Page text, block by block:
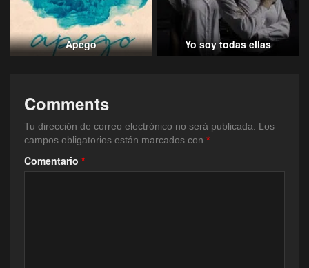
Apego Yo soy todas ellas
Comments
Tu dirección de correo electrónico no será publicada.
Los
campos obligatorios están marcados con *
Comentario *